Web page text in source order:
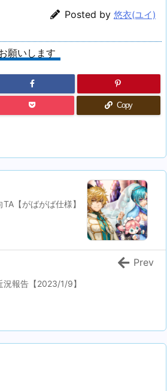
Posted by 悠衣(ユイ)
願いします
Copy
TA【がばがば仕様】
況報告【2023/1/9】
Prev